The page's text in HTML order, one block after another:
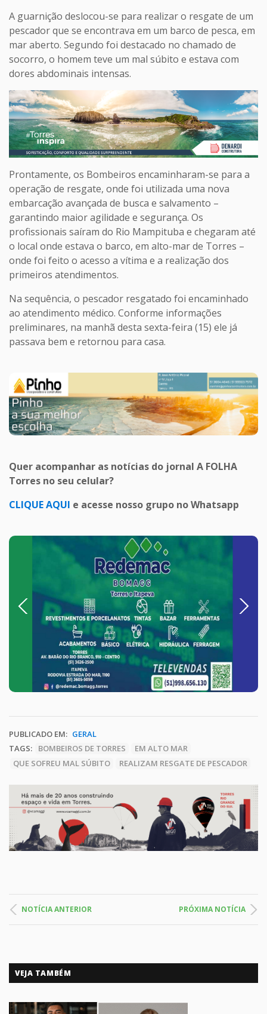
A guarnição deslocou-se para realizar o resgate de um
pescador que se encontrava em um barco de pesca, em
mar aberto. Segundo foi destacado no chamado de
socorro, o homem teve um mal súbito e estava com
dores abdominais intensas.
Prontamente, os Bombeiros encaminharam-se para a
operação de resgate, onde foi utilizada uma nova
embarcação avançada de busca e salvamento –
garantindo maior agilidade e segurança. Os
profissionais saíram do Rio Mampituba e chegaram até
o local onde estava o barco, em alto-mar de Torres –
onde foi feito o acesso a vítima e a realização dos
primeiros atendimentos.
Na sequência, o pescador resgatado foi encaminhado
ao atendimento médico. Conforme informações
preliminares, na manhã desta sexta-feira (15) ele já
passava bem e retornou para casa.
Quer acompanhar as notícias do jornal A FOLHA
Torres no seu celular?
CLIQUE AQUI e acesse nosso grupo no Whatsapp
Previous Next
PUBLICADO EM: GERAL
TAGS:
BOMBEIROS DE TORRES
EM ALTO MAR
QUE SOFREU MAL SÚBITO
REALIZAM RESGATE DE PESCADOR
NOTÍCIA ANTERIOR PRÓXIMA NOTÍCIA
VEJA TAMBÉM